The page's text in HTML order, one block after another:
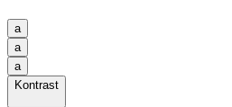
a
a
a
Kontrast